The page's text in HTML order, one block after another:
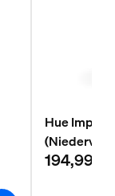
Hue
(Niedervolt)
194,99 €